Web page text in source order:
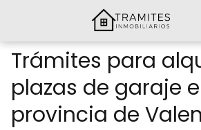
Trámites para
plazas de garaje
provincia de